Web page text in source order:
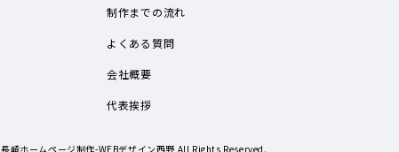
制作までの流れ
よくある質問
会社概要
代表挨拶
長崎ホームページ制作-WEBデザイン西野 All Rights Reserved.